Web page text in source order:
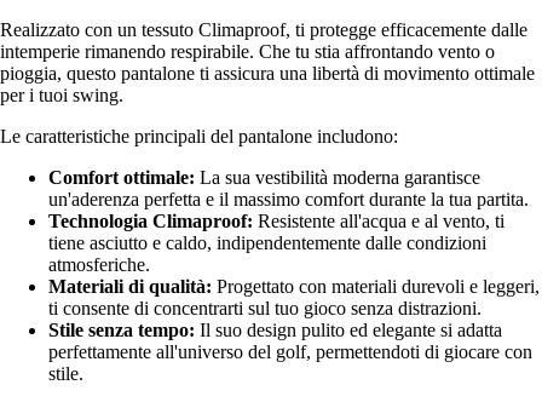
Realizzato con un tessuto Climaproof, ti protegge efficacemente dalle
intemperie rimanendo respirabile. Che tu stia affrontando vento o
pioggia, questo pantalone ti assicura una libertà di movimento ottimale
per i tuoi swing.
Le caratteristiche principali del pantalone includono:
Comfort ottimale: La sua vestibilità moderna garantisce
un'aderenza perfetta e il massimo comfort durante la tua partita.
Technologia Climaproof: Resistente all'acqua e al vento, ti
tiene asciutto e caldo, indipendentemente dalle condizioni
atmosferiche.
Materiali di qualità: Progettato con materiali durevoli e leggeri,
ti consente di concentrarti sul tuo gioco senza distrazioni.
Stile senza tempo: Il suo design pulito ed elegante si adatta
perfettamente all'universo del golf, permettendoti di giocare con
stile.